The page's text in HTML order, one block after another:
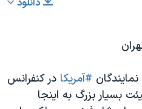
دانلود
#آمریکا در کنفرانس
بسیار بزرگ به اینجا